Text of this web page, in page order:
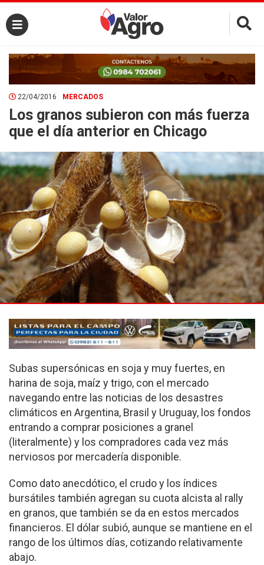
×
22/04/2016 MERCADOS
Los granos subieron con más fuerza
que el día anterior en Chicago
Subas supersónicas en soja y muy fuertes, en
harina de soja, maíz y trigo, con el mercado
navegando entre las noticias de los desastres
climáticos en Argentina, Brasil y Uruguay, los fondos
entrando a comprar posiciones a granel
(literalmente) y los compradores cada vez más
nerviosos por mercadería disponible.
Como dato anecdótico, el crudo y los índices
bursátiles también agregan su cuota alcista al rally
en granos, que también se da en estos mercados
financieros. El dólar subió, aunque se mantiene en el
rango de los últimos días, cotizando relativamente
abajo.